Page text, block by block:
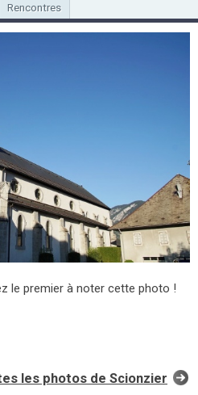
Rencontres
le premier à noter cette photo !
les photos de Scionzier